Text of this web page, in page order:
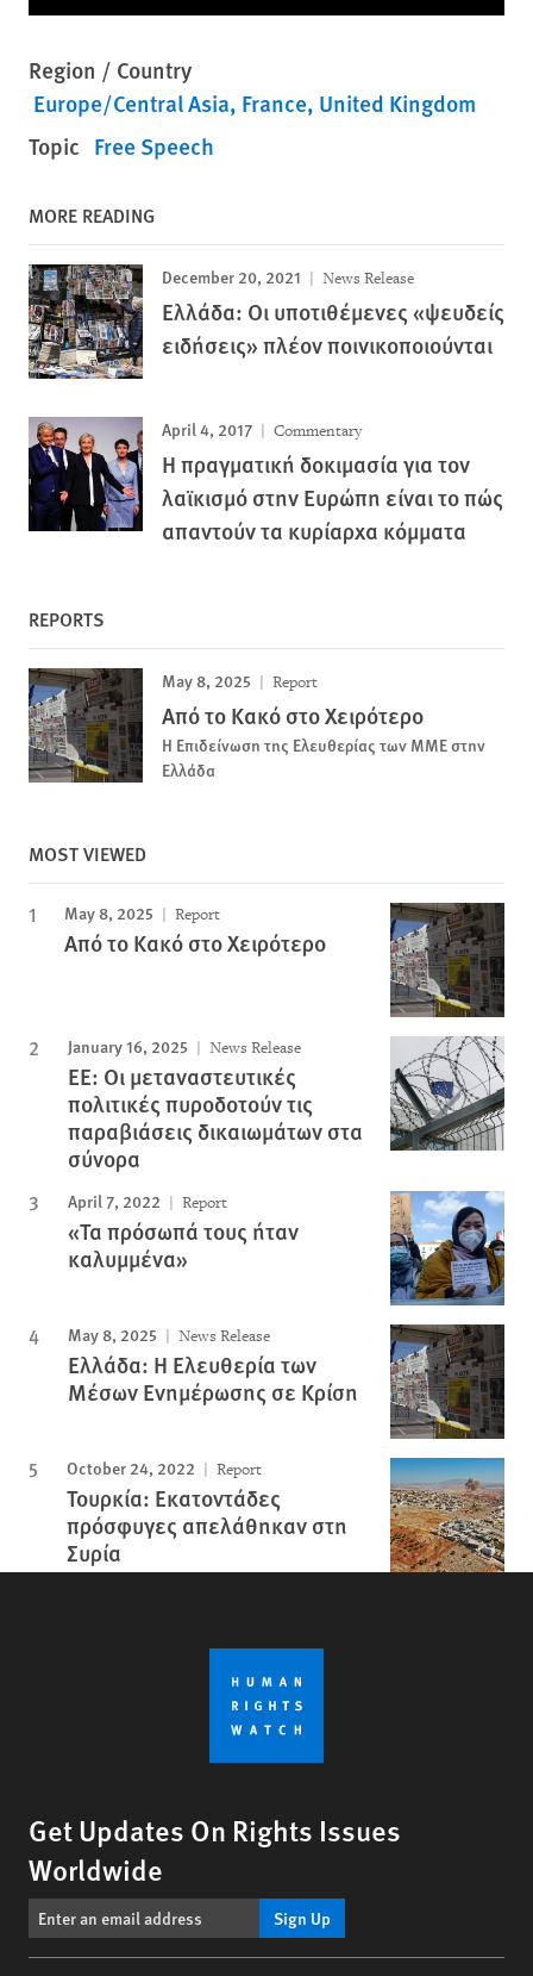
Region / Country
Europe/Central Asia France United Kingdom
Topic Free Speech
MORE READING
December 20, 2021 News Release
Ελλάδα: Οι υποτιθέμενες «ψευδείς
ειδήσεις» πλέον ποινικοποιούνται
April 4, 2017 Commentary
Η πραγματική δοκιμασία για τον
λαϊκισμό στην Ευρώπη είναι το πώς
απαντούν τα κυρίαρχα κόμματα
REPORTS
May 8, 2025 Report
Από το Κακό στο Χειρότερο
Η Επιδείνωση της Ελευθερίας των ΜΜΕ στην
Ελλάδα
MOST VIEWED
May 8, 2025 Report
Από το Κακό στο Χειρότερο
January 16, 2025 News Release
ΕΕ: Οι μεταναστευτικές
πολιτικές πυροδοτούν τις
παραβιάσεις δικαιωμάτων στα
σύνορα
April 7, 2022 Report
«Τα πρόσωπά τους ήταν
καλυμμένα»
May 8, 2025 News Release
Ελλάδα: Η Ελευθερία των
Μέσων Ενημέρωσης σε Κρίση
October 24, 2022 Report
Τουρκία: Εκατοντάδες
πρόσφυγες απελάθηκαν στη
Συρία
Get Updates On Rights Issues
Worldwide
Sign Up